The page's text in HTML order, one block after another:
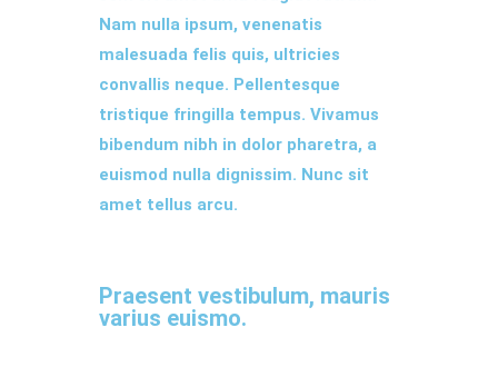
Nam nulla ipsum, venenatis
malesuada felis quis, ultricies
convallis neque. Pellentesque
tristique fringilla tempus. Vivamus
bibendum nibh in dolor pharetra, a
euismod nulla dignissim. Nunc sit
amet tellus arcu.
Praesent vestibulum, mauris
varius euismo.